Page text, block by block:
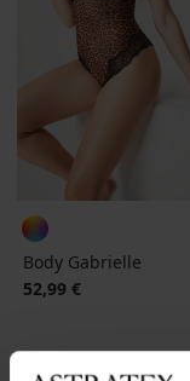
Body Gabrielle
52,99 €